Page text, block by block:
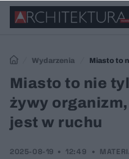
Wydarzenia
Miasto to
który cały czas jest w ruchu
Miasto to nie
żywy
jest w ruchu
2025-08-19 12:49